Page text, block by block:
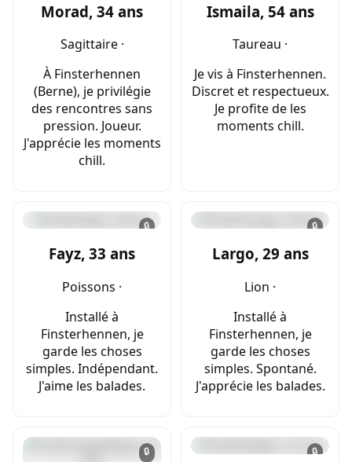
Morad, 34 ans
Sagittaire ·
À Finsterhennen
(Berne), je privilégie
des rencontres sans
pression. Joueur.
J'apprécie les moments
chill.
Ismaila, 54 ans
Taureau ·
Je vis à Finsterhennen.
Discret et respectueux.
Je profite de les
moments chill.
🔒
Fayz, 33 ans
Poissons ·
Installé à
Finsterhennen, je
garde les choses
simples. Indépendant.
J'aime les balades.
🔒
Largo, 29 ans
Lion ·
Installé à
Finsterhennen, je
garde les choses
simples. Spontané.
J'apprécie les balades.
🔒 🔒